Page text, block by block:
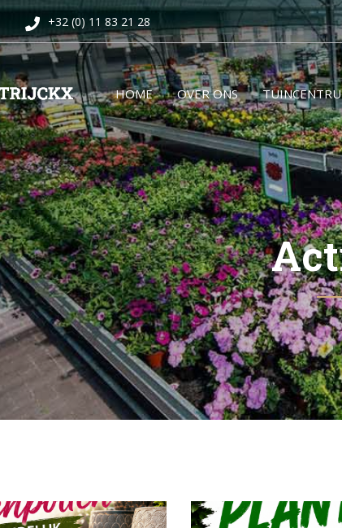
+32 (0) 11 83 21 28
HOME OVER ONS